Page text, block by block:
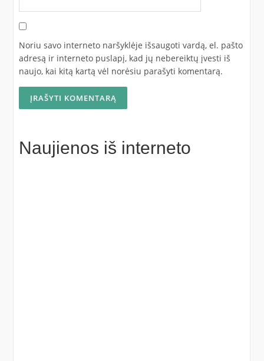
Noriu savo interneto naršyklėje išsaugoti vardą, el. pašto
adresą ir interneto puslapį, kad jų nebereiktų įvesti iš
naujo, kai kitą kartą vėl norėsiu parašyti komentarą.
Naujienos iš interneto